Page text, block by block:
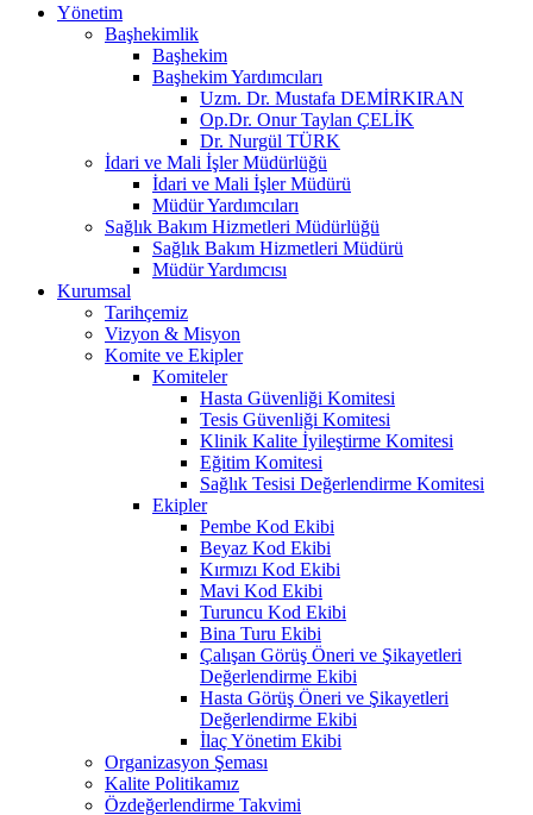
Yönetim
Başhekimlik
Başhekim
Başhekim Yardımcıları
Uzm. Dr. Mustafa DEMİRKIRAN
Op.Dr. Onur Taylan ÇELİK
Dr. Nurgül TÜRK
İdari ve Mali İşler Müdürlüğü
İdari ve Mali İşler Müdürü
Müdür Yardımcıları
Sağlık Bakım Hizmetleri Müdürlüğü
Sağlık Bakım Hizmetleri Müdürü
Müdür Yardımcısı
Kurumsal
Tarihçemiz
Vizyon & Misyon
Komite ve Ekipler
Komiteler
Hasta Güvenliği Komitesi
Tesis Güvenliği Komitesi
Klinik Kalite İyileştirme Komitesi
Eğitim Komitesi
Sağlık Tesisi Değerlendirme Komitesi
Ekipler
Pembe Kod Ekibi
Beyaz Kod Ekibi
Kırmızı Kod Ekibi
Mavi Kod Ekibi
Turuncu Kod Ekibi
Bina Turu Ekibi
Çalışan Görüş Öneri ve Şikayetleri
Değerlendirme Ekibi
Hasta Görüş Öneri ve Şikayetleri
Değerlendirme Ekibi
İlaç Yönetim Ekibi
Organizasyon Şeması
Kalite Politikamız
Özdeğerlendirme Takvimi